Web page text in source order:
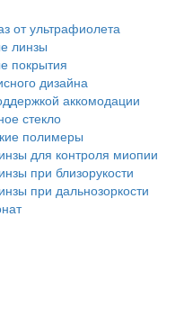
от ультрафиолета
линзы
покрытия
дизайна
аккомодации
стекло
полимеры
для контроля миопии
при близорукости
при дальнозоркости